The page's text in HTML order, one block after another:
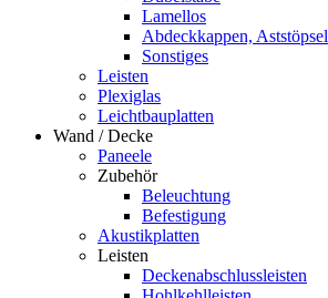
Lamellos
Abdeckkappen, Aststöpsel
Sonstiges
Leisten
Plexiglas
Leichtbauplatten
Wand / Decke
Paneele
Zubehör
Beleuchtung
Befestigung
Akustikplatten
Leisten
Deckenabschlussleisten